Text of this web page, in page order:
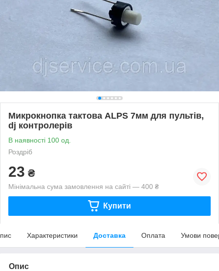
Микрокнопка тактова ALPS 7мм для пультів,
dj контролерів
В наявності 100 од.
Роздріб
23 ₴
Мінімальна сума замовлення на сайті — 400 ₴
Купити
Характеристики Доставка Оплата Умови
Опис